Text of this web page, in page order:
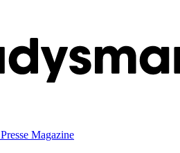
Presse Magazine